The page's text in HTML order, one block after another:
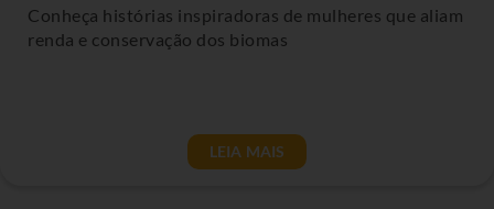
Conheça histórias inspiradoras de mulheres que aliam
renda e conservação dos biomas
LEIA MAIS